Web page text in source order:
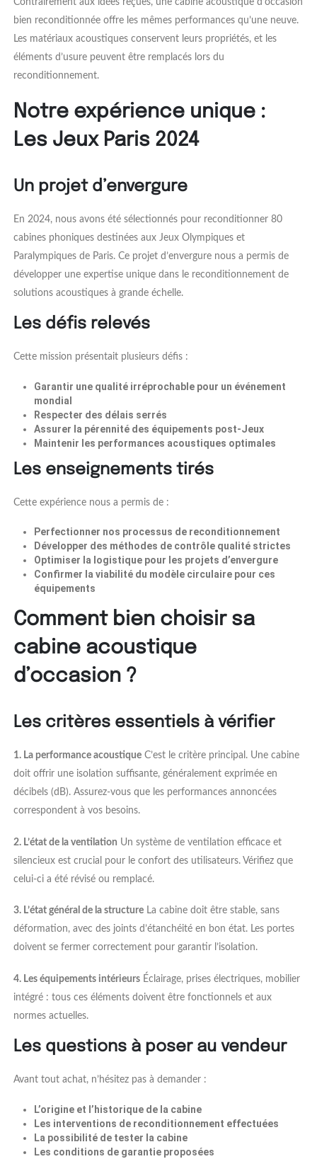
Contrairement aux idées reçues, une cabine acoustique d’occasion
bien reconditionnée offre les mêmes performances qu’une neuve.
Les matériaux acoustiques conservent leurs propriétés, et les
éléments d’usure peuvent être remplacés lors du
reconditionnement.
Notre expérience unique :
Les Jeux Paris 2024
Un projet d’envergure
En 2024, nous avons été sélectionnés pour reconditionner 80
cabines phoniques destinées aux Jeux Olympiques et
Paralympiques de Paris. Ce projet d’envergure nous a permis de
développer une expertise unique dans le reconditionnement de
solutions acoustiques à grande échelle.
Les défis relevés
Cette mission présentait plusieurs défis :
Garantir une qualité irréprochable pour un événement
mondial
Respecter des délais serrés
Assurer la pérennité des équipements post-Jeux
Maintenir les performances acoustiques optimales
Les enseignements tirés
Cette expérience nous a permis de :
Perfectionner nos processus de reconditionnement
Développer des méthodes de contrôle qualité strictes
Optimiser la logistique pour les projets d’envergure
Confirmer la viabilité du modèle circulaire pour ces
équipements
Comment bien choisir sa
cabine acoustique
d’occasion ?
Les critères essentiels à vérifier
1. La performance acoustiqueC’est le critère principal. Une cabine
doit offrir une isolation suffisante, généralement exprimée en
décibels (dB). Assurez-vous que les performances annoncées
correspondent à vos besoins.
2. L’état de la ventilation Un système de ventilation efficace et
silencieux est crucial pour le confort des utilisateurs. Vérifiez que
celui-ci a été révisé ou remplacé.
3. L’état général de la structureLa cabine doit être stable, sans
déformation, avec des joints d’étanchéité en bon état. Les portes
doivent se fermer correctement pour garantir l’isolation.
4. Les équipements intérieursÉclairage, prises électriques, mobilier
intégré : tous ces éléments doivent être fonctionnels et aux
normes actuelles.
Les questions à poser au vendeur
Avant tout achat, n’hésitez pas à demander :
L’origine et l’historique de la cabine
Les interventions de reconditionnement effectuées
La possibilité de tester la cabine
Les conditions de garantie proposées